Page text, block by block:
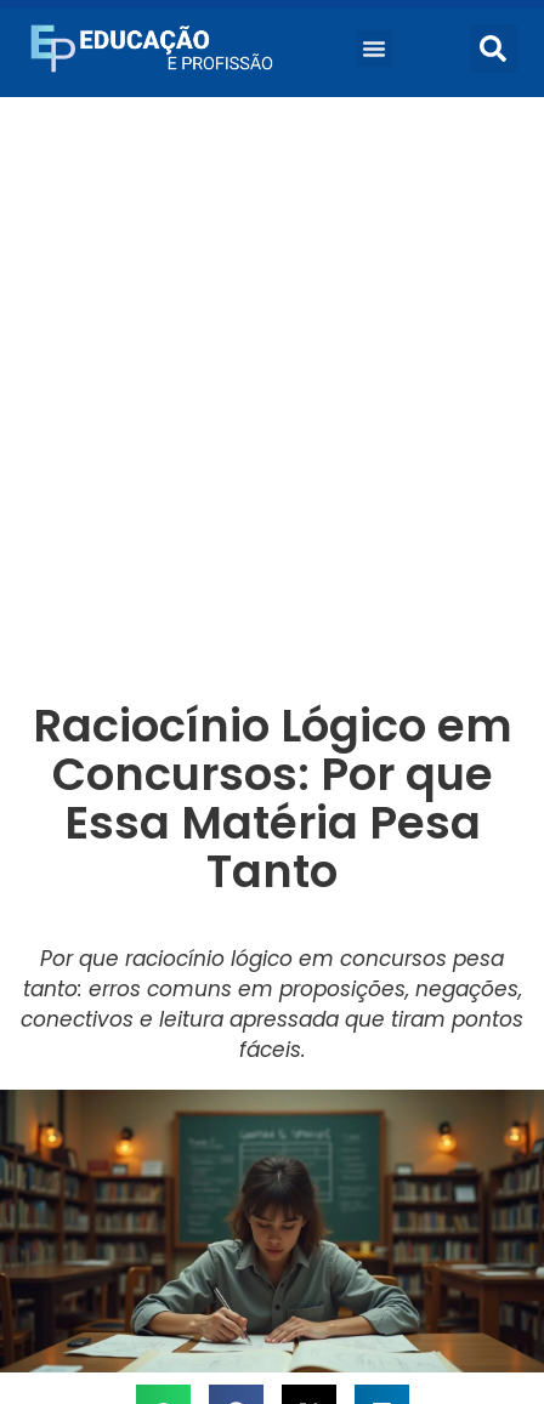
Raciocínio Lógico em
Concursos: Por que
Essa Matéria Pesa
Tanto
Por que raciocínio lógico em concursos pesa
tanto: erros comuns em proposições, negações,
conectivos e leitura apressada que tiram pontos
fáceis.